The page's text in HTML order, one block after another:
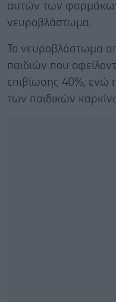
αυτών των
νευροβλάστωμα.
Το νευροβλάστωμα
παιδιών που
επιβίωσης 40%, ενώ
των παιδικών